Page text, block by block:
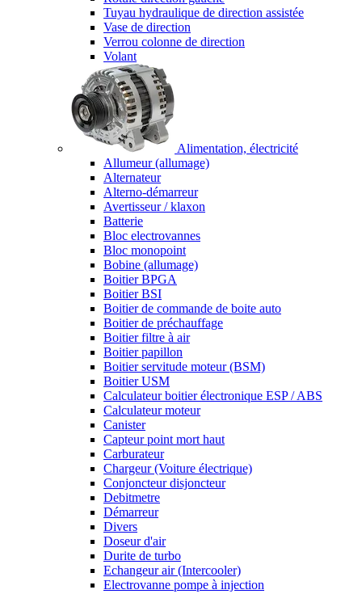
Tuyau hydraulique de direction assistée
Vase de direction
Verrou colonne de direction
Volant
Alimentation, électricité
Allumeur (allumage)
Alternateur
Alterno-démarreur
Avertisseur / klaxon
Batterie
Bloc electrovannes
Bloc monopoint
Bobine (allumage)
Boitier BPGA
Boitier BSI
Boitier de commande de boite auto
Boitier de préchauffage
Boitier filtre à air
Boitier papillon
Boitier servitude moteur (BSM)
Boitier USM
Calculateur boitier électronique ESP / ABS
Calculateur moteur
Canister
Capteur point mort haut
Carburateur
Chargeur (Voiture électrique)
Conjoncteur disjoncteur
Debitmetre
Démarreur
Divers
Doseur d'air
Durite de turbo
Echangeur air (Intercooler)
Electrovanne pompe à injection